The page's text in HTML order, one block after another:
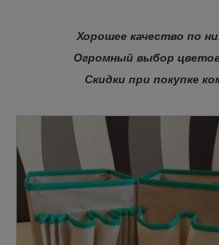
Хорошее качество по
Огромный выбор
Скидки при покупке